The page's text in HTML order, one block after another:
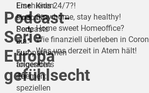
Podcast-
Serie
Europa
gefühlsecht
Eine
Podcast-
Serie
zu
Europathemen
angesichts
der
speziellen
Erschienen
sind
Podcasts
u.a.
zu
folgenden
Themen:
Kids 24/7?!
Stay home, stay healthy!
Home sweet Homeoffice?
Wie finanziell überleben in
Was uns derzeit in Atem hält!